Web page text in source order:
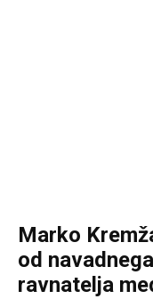
Marko
od
ravnatelja